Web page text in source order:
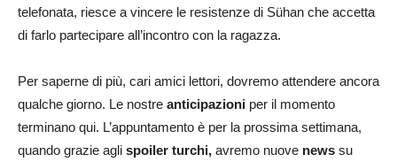
telefonata, riesce a vincere le resistenze di Sühan che accetta
di farlo partecipare all’incontro con la ragazza.
Per saperne di più, cari amici lettori, dovremo attendere ancora
qualche giorno. Le nostre anticipazioni per il momento
terminano qui. L’appuntamento è per la prossima settimana,
quando grazie agli spoiler turchi, avremo nuove news su